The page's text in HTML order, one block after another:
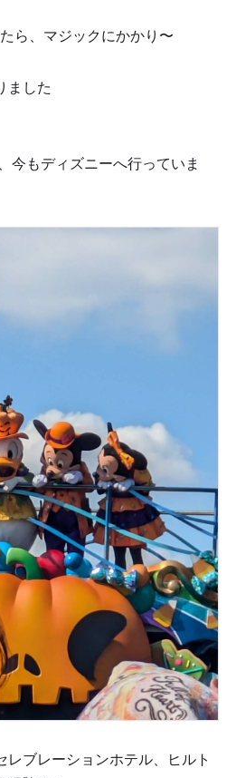
ら、マジックにかかり〜🧚🪄
ました🐭💕
今もディズニーへ行っていま
レブレーションホテル、ヒルト